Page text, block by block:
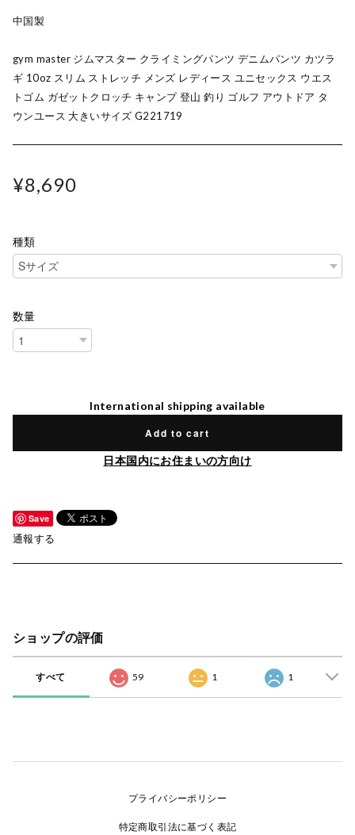
中国製
gym master ジムマスター クライミングパンツ デニムパンツ カツラ
ギ 10oz スリム ストレッチ メンズ レディース ユニセックス ウエス
トゴム ガゼットクロッチ キャンプ 登山 釣り ゴルフ アウトドア タ
ウンユース 大きいサイズ G221719
¥8,690
種類
数量
International shipping available
Add to cart
日本国内にお住まいの方向け
Save
通報する
ショップの評価
すべて 59 1 1
プライバシーポリシー
特定商取引法に基づく表記